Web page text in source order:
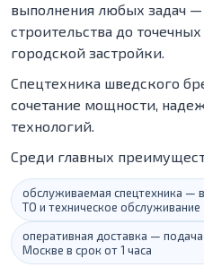
выполнения любых задач —
строительства до
городской застройки.
Спецтехника шведского
сочетание мощности,
технологий.
Среди главных
обслуживаемая спецтехника —
ТО и техническое обслуживание
оперативная доставка —
Москве в срок от 1 часа